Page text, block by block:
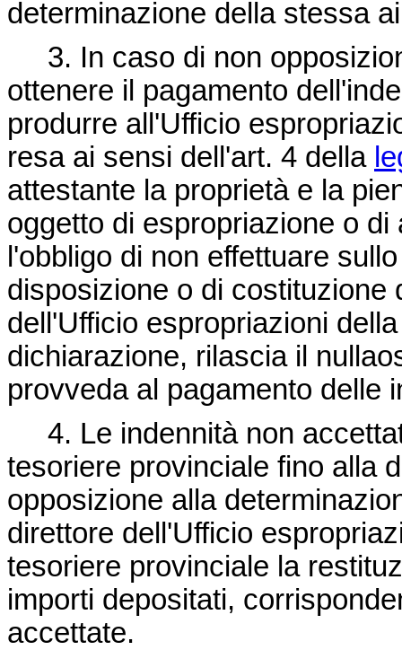
determinazione della stessa
3. In caso di non
ottenere il pagamento
produrre all'Ufficio
resa ai sensi dell'art. 4 della
attestante la proprietà e la
oggetto di espropriazione o
l'obbligo di non effettuare
disposizione o di costituzione
dell'Ufficio espropriazioni
dichiarazione, rilascia il
provveda al pagamento delle
4. Le indennità non
tesoriere provinciale fino alla
opposizione alla
direttore dell'Ufficio
tesoriere provinciale la
importi depositati,
accettate.